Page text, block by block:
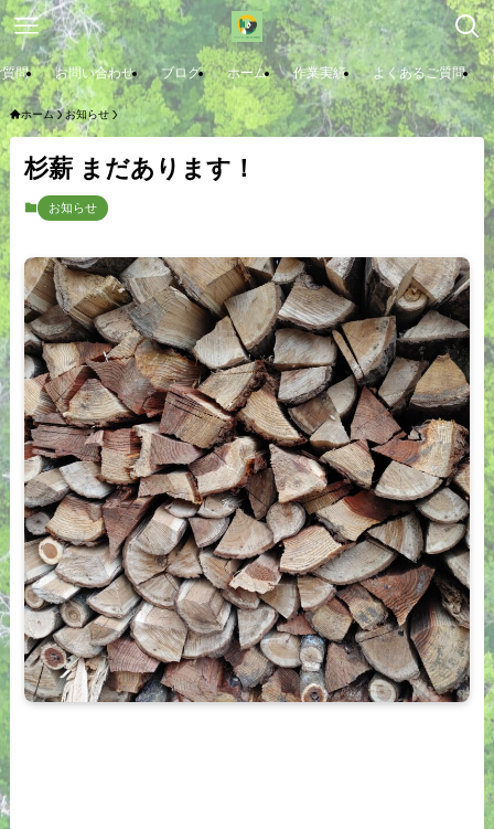
問 お問い合わせ ブログ ホーム 作業実績 よくあるご質問
ホーム お知らせ
杉薪 まだあります！
お知らせ